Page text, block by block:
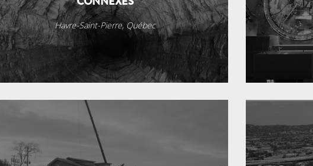
Havre-Saint-Pierre, Québec